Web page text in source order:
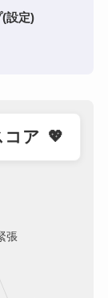
(設定)
コア